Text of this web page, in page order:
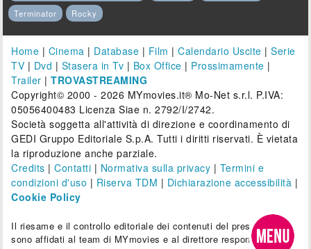
Terminator
Rocky
Home | Cinema | Database | Film |Calendario Uscite |Serie
TV | Dvd | Stasera in Tv | Box Office | Prossimamente |
Trailer |TROVASTREAMING
Copyright© 2000 - 2026 MYmovies.it® Mo-Net s.r.l. P.IVA:
05056400483 Licenza Siae n. 2792/I/2742.
Società soggetta all'attività di direzione e coordinamento di
GEDI Gruppo Editoriale S.p.A. Tutti i diritti riservati. È vietata
la riproduzione anche parziale.
Credits |Contatti | Normativa sulla privacy | Termini e
condizioni d'uso | Riserva TDM | Dichiarazione accessibilità |
Cookie Policy
Il riesame e il controllo editoriale dei contenuti del presente sito
sono affidati al team di MYmovies e al direttore responsabile.